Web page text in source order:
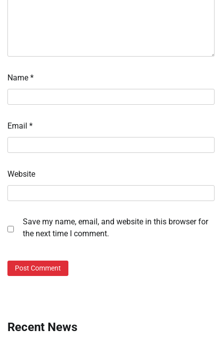
Name *
Email *
Website
Save my name, email, and website in this browser for
the next time I comment.
Recent News